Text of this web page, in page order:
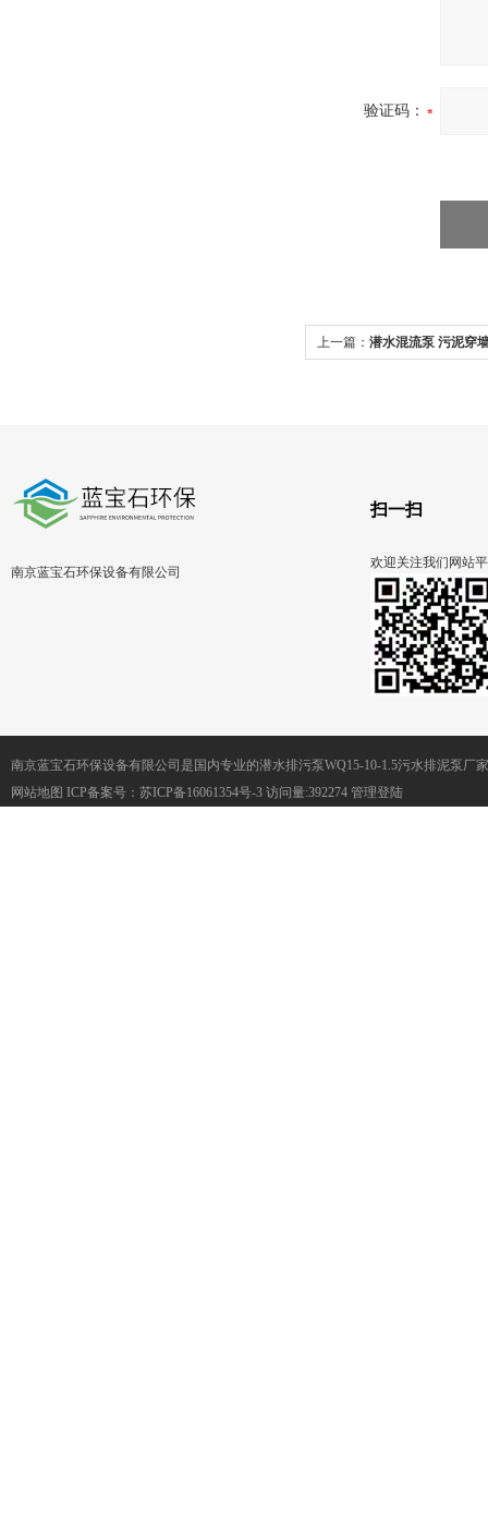
验证码：
上一篇： 潜水混流泵 污泥穿
南京蓝宝石环保设备有限公司
扫一扫
欢迎关注我们网站
南京蓝宝石环保设备有限公司是国内专业的潜水排污泵WQ15-10-1.5污水排泥泵厂
网站地图 ICP备案号： 苏ICP备16061354号-3 访问量:392274 管理登陆